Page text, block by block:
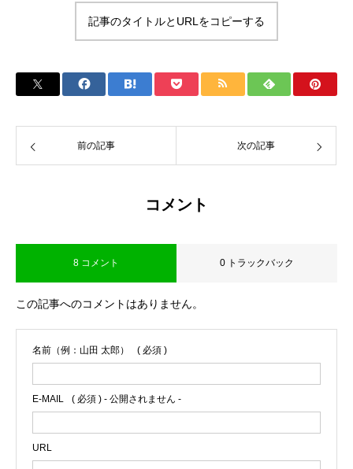
記事のタイトルとURLをコピーする
前の記事 次の記事
コメント
8 コメント 0 トラックバック
この記事へのコメントはありません。
名前（例：山田 太郎） ( 必須 )
E-MAIL ( 必須 ) - 公開されません -
URL